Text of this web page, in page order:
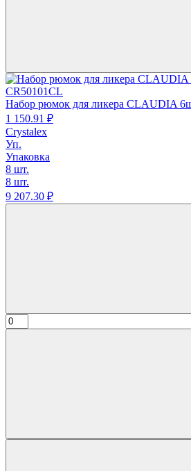
CR50101CL
Набор рюмок для ликера CLAUDIA
1 150.91 ₽
Crystalex
Уп.
Упаковка
8 шт.
8 шт.
9 207.30 ₽